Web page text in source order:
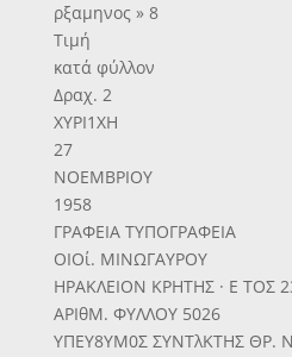
ρξαμηνος » 8
Τιμή
κατά φύλλον
Δραχ. 2
ΧΥΡΙ1ΧΗ
27
ΝΟΕΜΒΡΙΟΥ
1958
ΓΡΑΦΕΙΑ ΤΥΠΟΓΡΑΦΕΙΑ
ΟΙΟί. ΜΙΝΩΓΑΥΡΟΥ
ΗΡΑΚΛΕΙΟΝ ΚΡΗΤΗΣ · Ε ΤΟΣ
ΑΡΙθΜ. ΦΥΛΛΟΥ 5026
ΥΠΕΥ8ΥΜ0Σ ΣΥΝΤλΚΤΗΣ ΘΡ.